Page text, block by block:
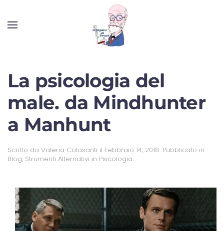
La psicologia del
male. da Mindhunter
a Manhunt
Scritto da Valeria Colasanti il Febbraio 14, 2018. Pubblicato in
Blog, Strumenti Alternativi in Psicologia.